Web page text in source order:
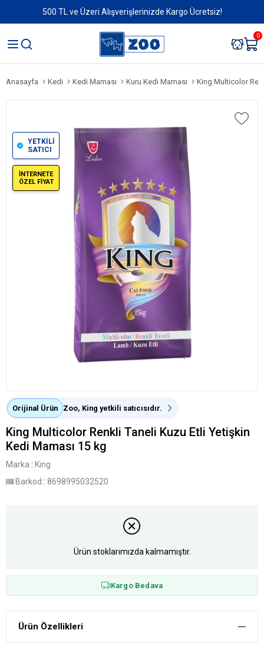
500 TL ve Üzeri Alışverişlerinizde Kargo Ücretsiz!
0
Anasayfa Kedi Kedi Maması Kuru Kedi Maması King Multicolor Renkli
YETKİLİ
SATICI
İNTERNETE
ÖZEL FİYAT
Orijinal Ürün Zoo, King yetkili satıcısıdır.
King Multicolor Renkli Taneli Kuzu Etli Yetişkin
Kedi Maması 15 kg
Marka : King
Barkod : 8698995032520
Ürün stoklarımızda kalmamıştır.
Kargo Bedava
Ürün Özellikleri